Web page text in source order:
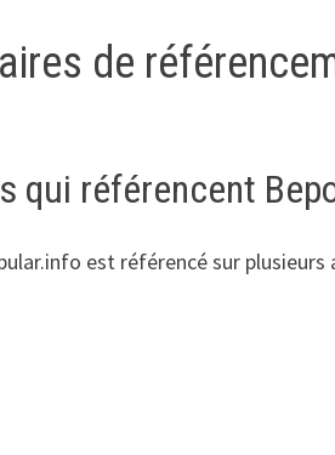
de
qui référencent
est référencé sur